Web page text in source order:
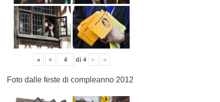
« < di 4 > »
Foto dalle feste di compleanno 2012